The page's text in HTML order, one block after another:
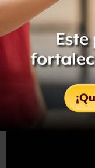
japoneses suelen
diciembre,
Ya es una de las
reciba para esos
anticipación y tenga